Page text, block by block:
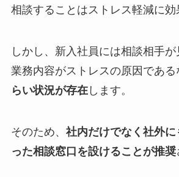
相談することはストレス軽減に効
しかし、新入社員には相談相手が
業務内容がストレスの原因である
らい状況が存在します。
そのため、 社内だけでなく社外
った相談窓口を設けることが推奨